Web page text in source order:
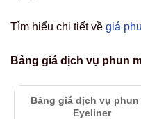
Tìm hiểu chi tiết về giá
Bảng giá dịch vụ phun
Bảng giá dịch vụ phun
Eyeliner